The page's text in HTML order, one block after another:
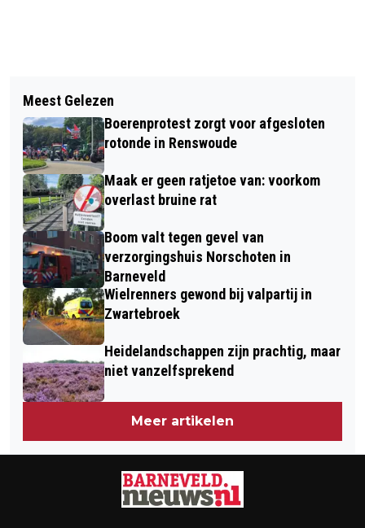
BUURT IN VOORTHUIZEN OPGELUCHT:
PROVINCIE ZET REM OP UITBREIDING
BRONS
AANVRAGEN MINIMAREGELINGEN
EENVOUDIGER EN TOEGANKELIJKER
Meest Gelezen
Boerenprotest zorgt voor afgesloten
rotonde in Renswoude
Maak er geen ratjetoe van: voorkom
overlast bruine rat
Boom valt tegen gevel van
verzorgingshuis Norschoten in
Barneveld
Wielrenners gewond bij valpartij in
Zwartebroek
Heidelandschappen zijn prachtig, maar
niet vanzelfsprekend
Meer artikelen